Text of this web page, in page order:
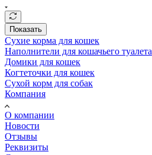
Показать
Сухие корма для кошек
Наполнители для кошачьего туалета
Домики для кошек
Когтеточки для кошек
Сухой корм для собак
Компания
О компании
Новости
Отзывы
Реквизиты